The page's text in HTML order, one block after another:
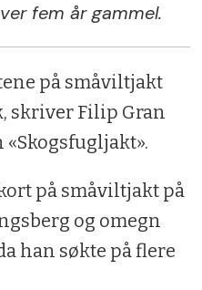
fem år gammel.
på småviltjakt
skriver Filip Gran
på småviltjakt på
og omegn
han søkte på flere